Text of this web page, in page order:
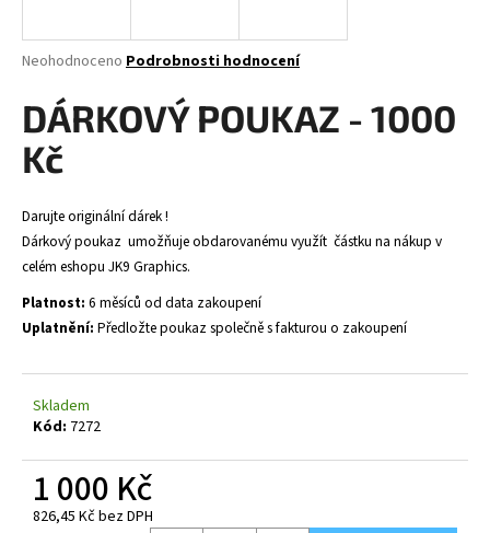
Průměrné
produktu
je
0,0
hvězdiček.
Neohodnoceno Podrobnosti hodnocení
DÁRKOVÝ POUKAZ - 1000
Kč
Darujte originální dárek !
Dárkový poukaz umožňuje obdarovanému využít částku na nákup v
celém eshopu JK9 Graphics.
Platnost: 6 měsíců od data zakoupení
Uplatnění: Předložte poukaz společně s fakturou o zakoupení
Skladem
Kód: 7272
1 000 Kč
826,45 Kč bez DPH
j
t
?
HLEDAT
o
p
o
u
u